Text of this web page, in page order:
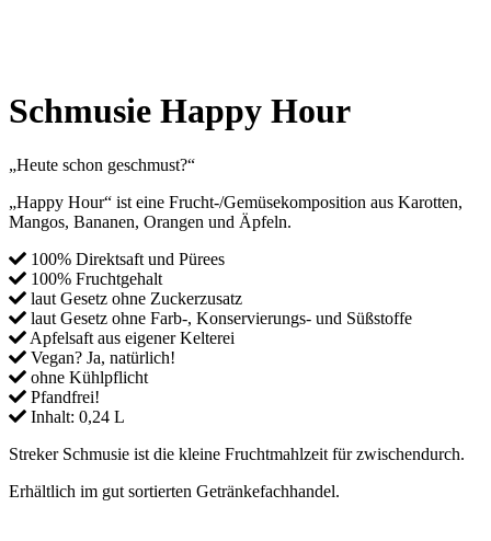
Schmusie Happy Hour
„Heute schon geschmust?“
„Happy Hour“ ist eine Frucht-/Gemüsekomposition aus Karotten,
Mangos, Bananen, Orangen und Äpfeln.
100% Direktsaft und Pürees
100% Fruchtgehalt
laut Gesetz ohne Zuckerzusatz
laut Gesetz ohne Farb-, Konservierungs- und Süßstoffe
Apfelsaft aus eigener Kelterei
Vegan? Ja, natürlich!
ohne Kühlpflicht
Pfandfrei!
Inhalt: 0,24 L
Streker Schmusie ist die kleine Fruchtmahlzeit für zwischendurch.
Erhältlich im gut sortierten Getränkefachhandel.